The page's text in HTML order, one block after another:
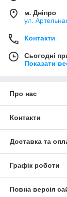
м. Дніпро
ул.
Контакти
Сьогодні
Показати
Про нас
Контакти
Доставка та
Графік роботи
Повна версія